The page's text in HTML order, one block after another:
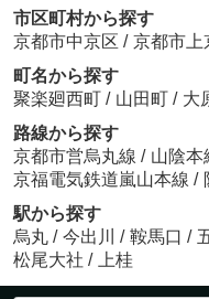
市区町村から探す
京都市中京区 / 京都市上
町名から探す
聚楽廻西町 / 山田町 / 大
路線から探す
京都市営烏丸線 / 山陰本
京福電気鉄道嵐山本線 /
駅から探す
烏丸 / 今出川 / 鞍馬口 /
松尾大社 / 上桂